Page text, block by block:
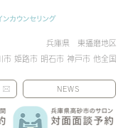
兵庫県 東播磨地区
市 姫路市 明石市 神戸市 他全国
NEWS